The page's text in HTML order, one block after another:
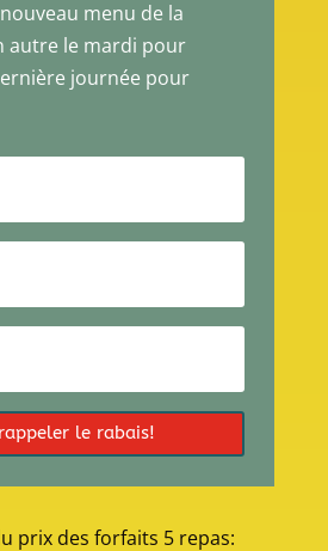
menu de la
autre le mardi pour
journée pour
le rabais!
prix des forfaits 5 repas: